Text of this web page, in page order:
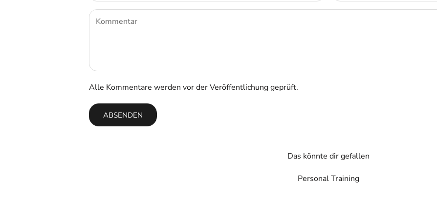
Alle Kommentare werden vor der Veröffentlichung geprüft.
ABSENDEN
Das könnte dir gefallen
Personal Training